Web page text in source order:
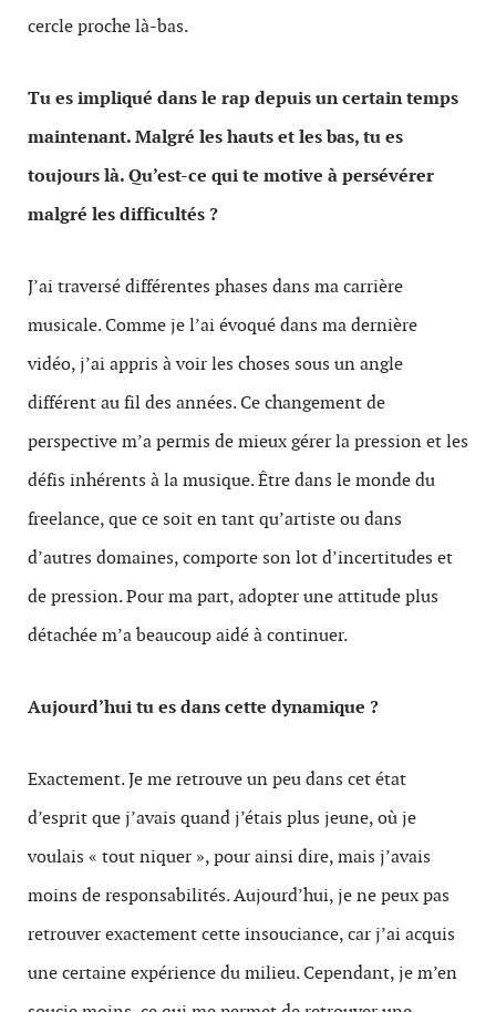
cercle proche là-bas.
Tu es impliqué dans le rap depuis un certain temps
maintenant. Malgré les hauts et les bas, tu es
toujours là. Qu’est-ce qui te motive à persévérer
malgré les difficultés ?
J’ai traversé différentes phases dans ma carrière
musicale. Comme je l’ai évoqué dans ma dernière
vidéo, j’ai appris à voir les choses sous un angle
différent au fil des années. Ce changement de
perspective m’a permis de mieux gérer la pression et les
défis inhérents à la musique. Être dans le monde du
freelance, que ce soit en tant qu’artiste ou dans
d’autres domaines, comporte son lot d’incertitudes et
de pression. Pour ma part, adopter une attitude plus
détachée m’a beaucoup aidé à continuer.
Aujourd’hui tu es dans cette dynamique ?
Exactement. Je me retrouve un peu dans cet état
d’esprit que j’avais quand j’étais plus jeune, où je
voulais « tout niquer », pour ainsi dire, mais j’avais
moins de responsabilités. Aujourd’hui, je ne peux pas
retrouver exactement cette insouciance, car j’ai acquis
une certaine expérience du milieu. Cependant, je m’en